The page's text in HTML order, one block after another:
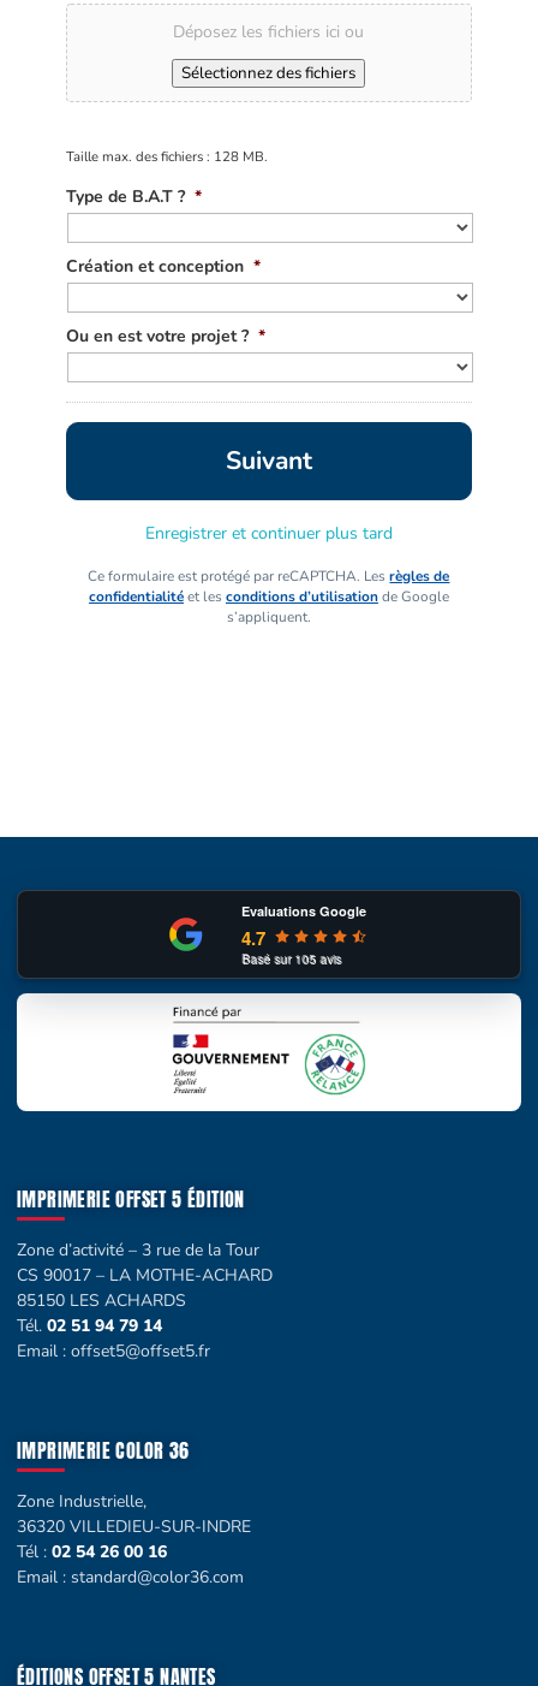
Déposez les fichiers ici ou
Sélectionnez des fichiers
Taille max. des fichiers : 128 MB.
Type de B.A.T ? *
Création et conception *
Ou en est votre projet ? *
Enregistrer et continuer plus tard
Ce formulaire est protégé par reCAPTCHA. Lesrègles de
confidentialitéet les conditions d’utilisationde Google
s’appliquent.
Evaluations Google
4.7
Basé sur105avis
IMPRIMERIE OFFSET 5 ÉDITION
Zone d’activité – 3 rue de la Tour
CS 90017 – LA MOTHE-ACHARD
85150 LES ACHARDS
Tél. 02 51 94 79 14
Email : offset5@offset5.fr
IMPRIMERIE COLOR 36
Zone Industrielle,
36320 VILLEDIEU-SUR-INDRE
Tél : 02 54 26 00 16
Email : standard@color36.com
ÉDITIONS OFFSET 5 NANTES